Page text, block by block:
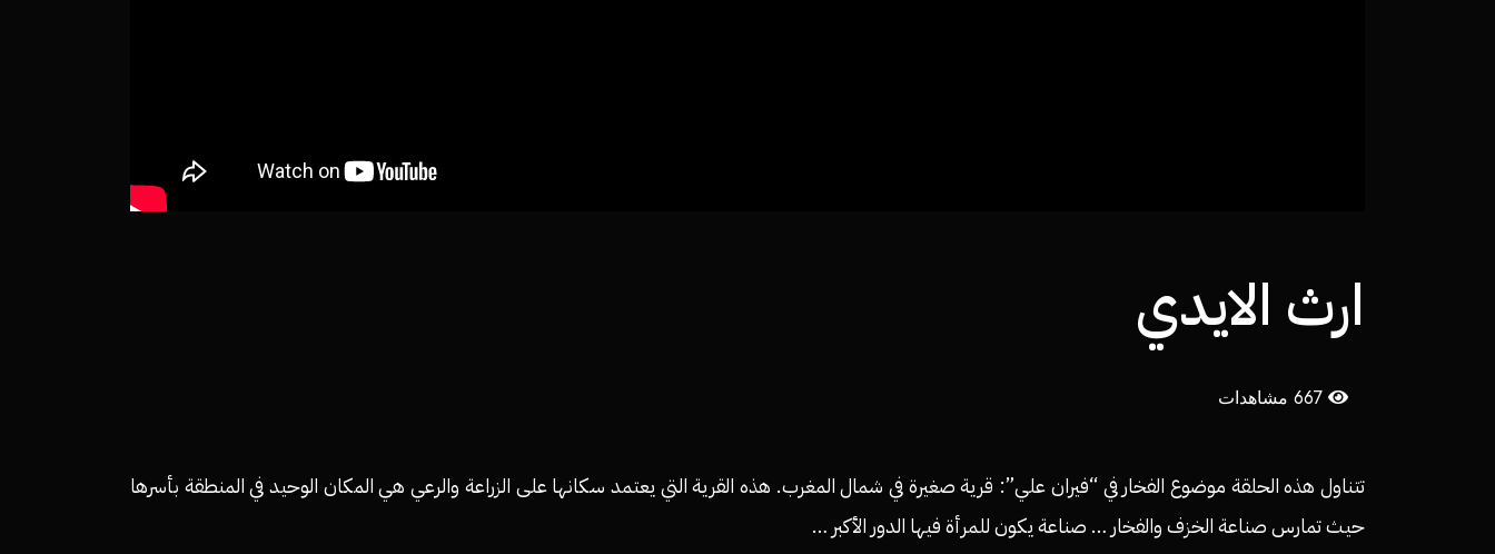
ارث الايدي
667 مشاهدات
تتناول هذه الحلقة موضوع الفخار في “فيران علي”: قرية صغيرة في شمال المغرب. هذه القرية التي يعتمد سكانها على الزراعة والرعي هي المكان الوحيد في المنطقة بأسرها
حيث تمارس صناعة الخزف والفخار … صناعة يكون للمرأة فيها الدور الأكبر …